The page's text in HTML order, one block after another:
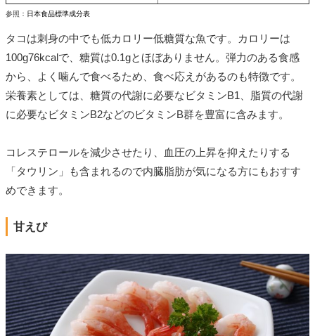
参照： 日本食品標準成分表
タコは刺身の中でも低カロリー低糖質な魚です。カロリーは
100g76kcalで、糖質は0.1gとほぼありません。弾力のある食感
から、よく噛んで食べるため、食べ応えがあるのも特徴です。
栄養素としては、糖質の代謝に必要なビタミンB1、脂質の代謝
に必要なビタミンB2などのビタミンB群を豊富に含みます。
コレステロールを減少させたり、血圧の上昇を抑えたりする
「タウリン」も含まれるので内臓脂肪が気になる方にもおすす
めできます。
甘えび